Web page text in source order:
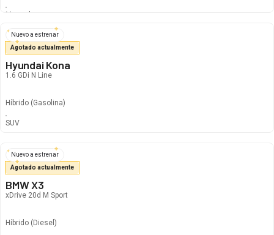
Manual
Nuevo a estrenar
Agotado actualmente
Hyundai Kona
1.6 GDi N Line
Híbrido (Gasolina)
SUV
Nuevo a estrenar
Agotado actualmente
BMW X3
xDrive 20d M Sport
Híbrido (Diesel)